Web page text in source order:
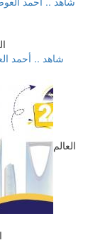
شاهد .. أحمد
العالم